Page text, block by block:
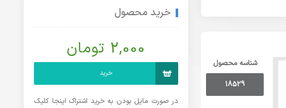
شناسه محصول
18529
خرید محصول
2,000 تومان
خرید
در صورت مایل بودن به خرید اشتراک اینجا کلیک